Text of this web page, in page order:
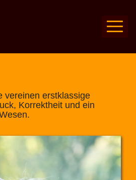
vereinen erstklassige
Korrektheit und ein